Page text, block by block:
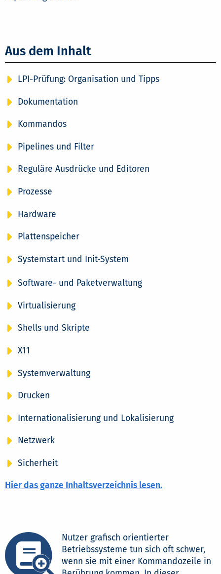
Aus dem Inhalt
LPI-Prüfung: Organisation und Tipps
Dokumentation
Kommandos
Pipelines und Filter
Reguläre Ausdrücke und Editoren
Prozesse
Hardware
Plattenspeicher
Systemstart und Init-System
Hier das ganze Inhaltsverzeichnis lesen.
Software- und Paketverwaltung
Virtualisierung
Shells und Skripte
X11
Systemverwaltung
Drucken
Internationalisierung und Lokalisierung
Netzwerk
Sicherheit
Nutzer grafisch orientierter
Betriebssysteme tun sich oft schwer,
wenn sie mit einer Kommandozeile in